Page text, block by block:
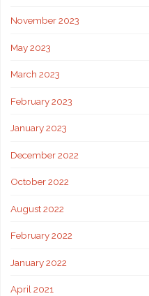
November 2023
May 2023
March 2023
February 2023
January 2023
December 2022
October 2022
August 2022
February 2022
January 2022
April 2021